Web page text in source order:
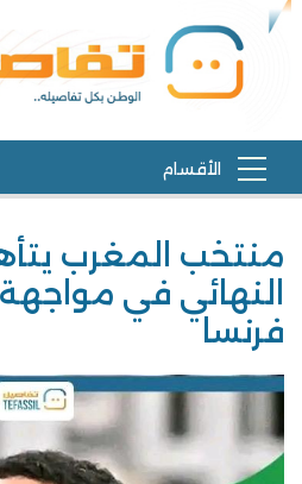
منتخب المغرب
النهائي في
فرنسا